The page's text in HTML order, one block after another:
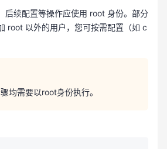
后续配置等操作应使用 root 身份。部分
root 以外的用户，您可按需配置（如 c
均需要以root身份执行。